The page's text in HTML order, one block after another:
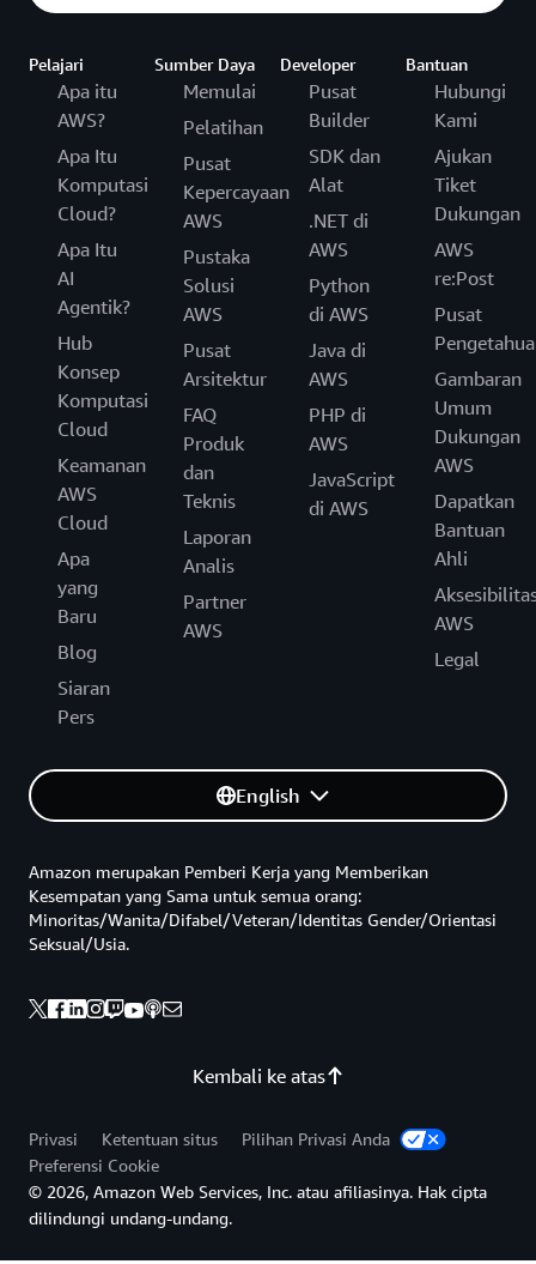
Pelajari
Apa itu
AWS?
Apa Itu
Komputasi
Cloud?
Apa Itu
AI
Agentik?
Hub
Konsep
Komputasi
Cloud
Keamanan
AWS
Cloud
Apa
yang
Baru
Blog
Siaran
Pers
Sumber Daya
Memulai
Pelatihan
Pusat
Kepercayaan
AWS
Pustaka
Solusi
AWS
Pusat
Arsitektur
FAQ
Produk
dan
Teknis
Laporan
Analis
Partner
AWS
Developer
Pusat
Builder
SDK dan
Alat
.NET di
AWS
Python
di AWS
Java di
AWS
PHP di
AWS
JavaScript
di AWS
Bantuan
Hubungi
Kami
Ajukan
Tiket
Dukungan
AWS
re:Post
Pusat
Gambaran
Umum
Dukungan
AWS
Dapatkan
Bantuan
Ahli
AWS
Legal
English
Kembali ke atas
Amazon merupakan Pemberi Kerja yang Memberikan
Kesempatan yang Sama untuk semua orang:
Minoritas/Wanita/Difabel/Veteran/Identitas Gender/Orientasi
Seksual/Usia.
Privasi Ketentuan situs
Pilihan Privasi Anda
Preferensi Cookie
© 2026, Amazon Web Services, Inc. atau afiliasinya. Hak cipta
dilindungi undang-undang.